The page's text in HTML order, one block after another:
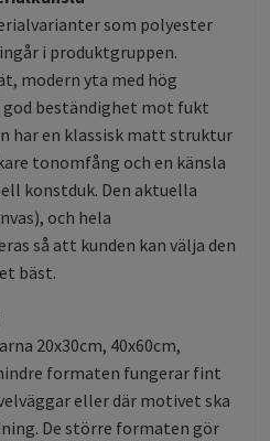
som polyester
i produktgruppen.
modern yta med hög
beständighet mot fukt
har en klassisk matt struktur
tonomfång och en känsla
konstduk. Den aktuella
och hela
så att kunden kan välja den
bäst.
20x30cm, 40x60cm,
formaten fungerar fint
eller där motivet ska
De större formaten gör